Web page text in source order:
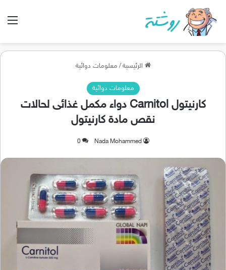
الرئيسية / معلومات دوائية
معلومات دوائية
كارنيتول Carnitol دواء مكمل غذائى لحالات
نقص مادة كارنيتول
Nada Mohammed
0